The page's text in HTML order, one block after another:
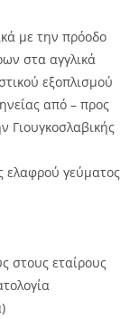
με την πρόοδο
στα αγγλικά
εξοπλισμού
από – προς
Γιουγκοσλαβικής
ελαφρού γεύματος
στους εταίρους